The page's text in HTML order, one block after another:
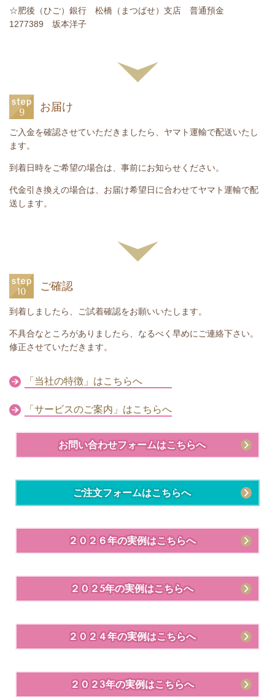
☆肥後（ひご）銀行 松橋（まつばせ）支店 普通預金
1277389 坂本洋子
お届け
ご入金を確認させていただきましたら、ヤマト運輸で配送いたし
ます。
到着日時をご希望の場合は、事前にお知らせください。
代金引き換えの場合は、お届け希望日に合わせてヤマト運輸で配
送します。
ご確認
到着しましたら、ご試着確認をお願いいたします。
不具合なところがありましたら、なるべく早めにご連絡下さい。
修正させていただきます。
「当社の特徴」はこちらへ
「サービスのご案内」はこちらへ
お問い合わせフォームはこちらへ
ご注文フォームはこちらへ
２０２６年の実例はこちらへ
２０２5年の実例はこちらへ
２０２４年の実例はこちらへ
２０２3年の実例はこちらへ